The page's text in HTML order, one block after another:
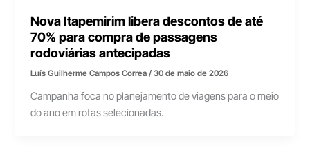
Nova Itapemirim libera descontos de até
70% para compra de passagens
rodoviárias antecipadas
Luís Guilherme Campos Correa/30 de maio de 2026
Campanha foca no planejamento de viagens para o meio
do ano em rotas selecionadas.